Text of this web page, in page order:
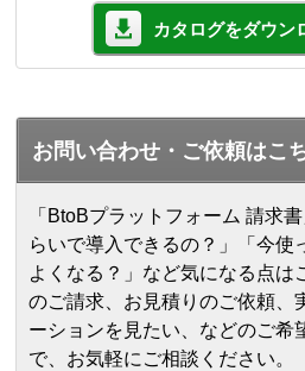
カタログをダウン
お問い合わせ・ご依頼はこ
「BtoBプラットフォーム 請求
らいで導入できるの？」「今使
よくなる？」など気になる点は
のご請求、お見積りのご依頼、
ーションを見たい、などのご希
で、お気軽にご相談ください。